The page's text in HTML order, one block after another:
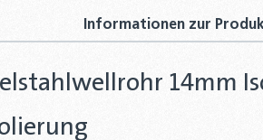
Solarflüssigkeit für Flach-
20,90 €
Solarwellrohr Fitting
Informationen zur
14mm